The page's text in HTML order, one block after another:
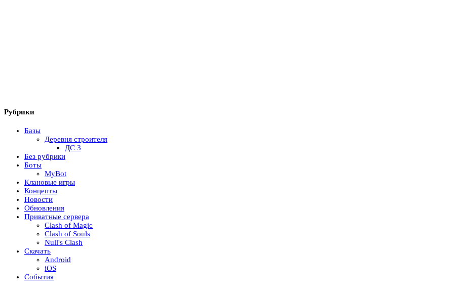
Рубрики
Базы
Деревня строителя
ДС 3
Без рубрики
Боты
MyBot
Клановые игры
Концепты
Новости
Обновления
Приватные сервера
Clash of Magic
Clash of Souls
Null's Clash
Скачать
Android
iOS
События